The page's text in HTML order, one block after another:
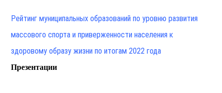
Рейтинг муниципальных образований по уровню развития
массового спорта и приверженности населения к
здоровому образу жизни по итогам 2022 года
Презентации